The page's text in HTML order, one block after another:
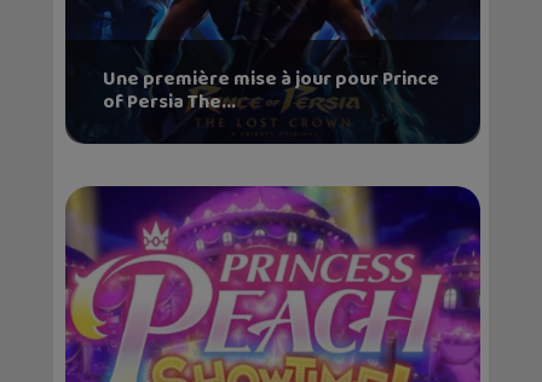
Une première mise à jour pour Prince
of Persia The...